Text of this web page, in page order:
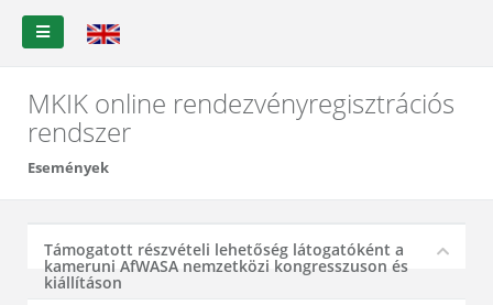
MKIK online rendezvényregisztrációs
rendszer
Események
Támogatott részvételi lehetőség látogatóként a
kameruni AfWASA nemzetközi kongresszuson és
kiállításon